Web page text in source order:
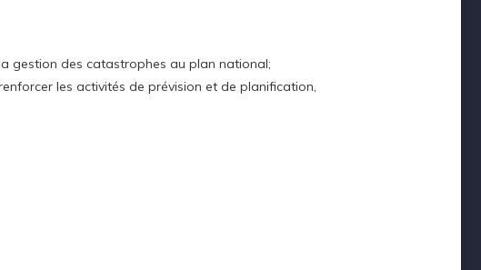
gestion des catastrophes au plan national;
les activités de prévision et de planification,